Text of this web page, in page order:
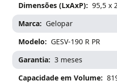
Dimensões (LxAxP)
95,5 x
Marca
Gelopar
Modelo
GESV-190 R PR
Garantia
3 meses
Capacidade em Volume